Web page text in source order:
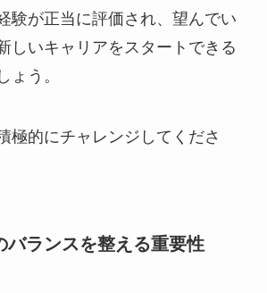
験が正当に評価され、望んでい
しいキャリアをスタートできる
ょう。
極的にチャレンジしてくださ
バランスを整える重要性